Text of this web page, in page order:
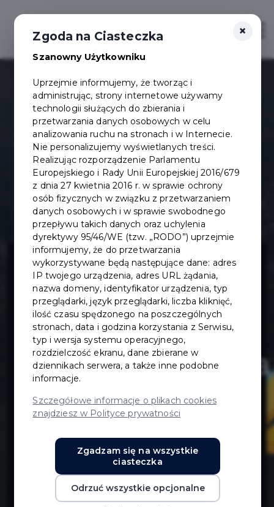
Utworzenie
sieci czujników
mierzących
zanieczyszczenia
powietrza PM
10 i PM 2,5
(smogu) oraz
×
Zgoda na Ciasteczka
Szanowny Użytkowniku
Uprzejmie informujemy, że tworząc i
administrując, strony internetowe używamy
technologii służących do zbierania i
przetwarzania danych osobowych w celu
analizowania ruchu na stronach i w Internecie.
Nie personalizujemy wyświetlanych treści.
Realizując rozporządzenie Parlamentu
Europejskiego i Rady Unii Europejskiej 2016/679
z dnia 27 kwietnia 2016 r. w sprawie ochrony
osób fizycznych w związku z przetwarzaniem
danych osobowych i w sprawie swobodnego
przepływu takich danych oraz uchylenia
dyrektywy 95/46/WE (tzw. „RODO”) uprzejmie
informujemy, że do przetwarzania
wykorzystywane będą następujące dane: adres
IP twojego urządzenia, adres URL żądania,
nazwa domeny, identyfikator urządzenia, typ
przeglądarki, język przeglądarki, liczba kliknięć,
ilość czasu spędzonego na poszczególnych
stronach, data i godzina korzystania z Serwisu,
typ i wersja systemu operacyjnego,
rozdzielczość ekranu, dane zbierane w
dziennikach serwera, a także inne podobne
informacje.
Szczegółowe informacje o plikach cookies
znajdziesz w Polityce prywatności
Zgadzam się na wszystkie
ciasteczka
Odrzuć wszystkie opcjonalne